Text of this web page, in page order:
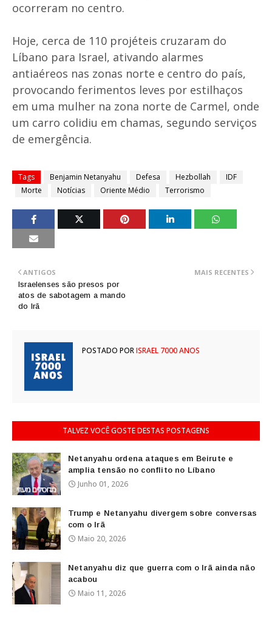
ocorreram no centro.
Hoje, cerca de 110 projéteis cruzaram do
Líbano para Israel, ativando alarmes
antiaéreos nas zonas norte e centro do país,
provocando ferimentos leves por estilhaços
em uma mulher na zona norte de Carmel, onde
um carro colidiu em chamas, segundo serviços
de emergência.
Tags Benjamin Netanyahu Defesa Hezbollah
IDF
Morte
Notícias Oriente Médio Terrorismo
MAIS RECENTES
ANTIGOS
Israelenses são presos por
atos de sabotagem a mando
do Irã
POSTADO PORISRAEL 7000 ANOS
TALVEZ VOCÊ GOSTE DESTAS POSTAGENS
Netanyahu ordena ataques em Beirute e
amplia tensão no conflito no Líbano
Junho 01, 2026
Trump e Netanyahu divergem sobre conversas
com o Irã
Maio 20, 2026
Netanyahu diz que guerra com o Irã ainda não
acabou
Maio 11, 2026